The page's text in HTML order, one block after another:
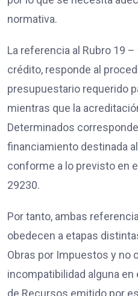
normativa.
La referencia al Rubro 19
crédito, responde al
presupuestario requerido
mientras que la
Determinados
financiamiento destinada
conforme a lo previsto en
29230.
Por tanto, ambas
obedecen a etapas
Obras por Impuestos y no
incompatibilidad alguna
de Recursos emitido por